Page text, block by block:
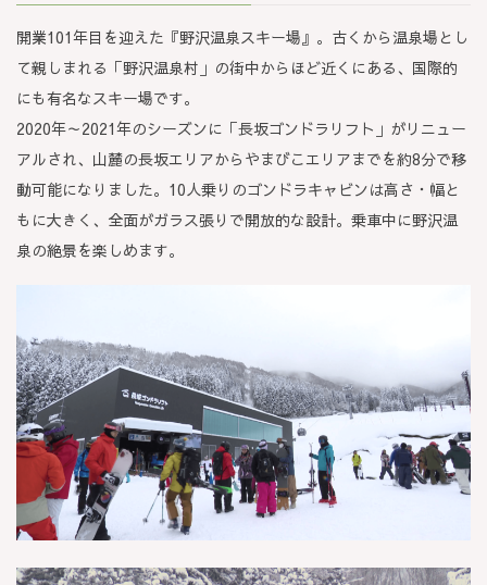
開業101年目を迎えた『野沢温泉スキー場』。古くから温泉場とし
て親しまれる「野沢温泉村」の街中からほど近くにある、国際的
にも有名なスキー場です。
2020年～2021年のシーズンに「長坂ゴンドラリフト」がリニュー
アルされ、山麓の長坂エリアからやまびこエリアまでを約8分で移
動可能になりました。10人乗りのゴンドラキャビンは高さ・幅と
もに大きく、全面がガラス張りで開放的な設計。乗車中に野沢温
泉の絶景を楽しめます。